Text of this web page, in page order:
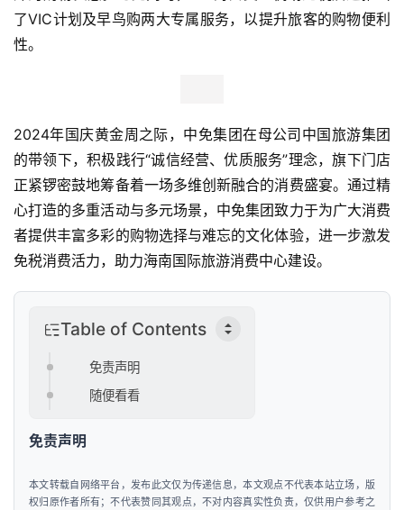
人
汽
车
&
出
行
了VIC计划及早鸟购两大专属服务，以提升旅客的购物便利
性。
2024年国庆黄金周之际，中免集团在母公司中国旅游集团
的带领下，积极践行“诚信经营、优质服务”理念，旗下门店
正紧锣密鼓地筹备着一场多维创新融合的消费盛宴。通过精
心打造的多重活动与多元场景，中免集团致力于为广大消费
者提供丰富多彩的购物选择与难忘的文化体验，进一步激发
免税消费活力，助力海南国际旅游消费中心建设。
Table of Contents
免责声明
随便看看
免责声明
本文转载自网络平台，发布此文仅为传递信息，本文观点不代表本站立场，版
权归原作者所有；不代表赞同其观点，不对内容真实性负责，仅供用户参考之